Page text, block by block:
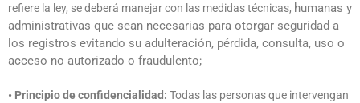
refiere la ley, se deberá manejar con las medidas técnicas, humanas y
administrativas que sean necesarias para otorgar seguridad a
los registros evitando su adulteración, pérdida, consulta, uso o
acceso no autorizado o fraudulento;
• Principio de confidencialidad: Todas las personas que intervengan